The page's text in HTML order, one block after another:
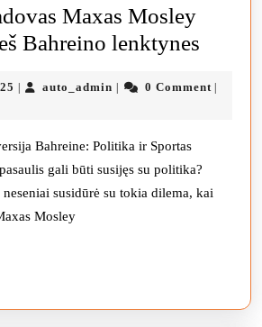
Maxas Mosley
Bahreino lenktynes
prieš
9| auto_admin auto_admin
| 0 Comment |
Bahreine: Politika ir Sportas
gali būti susijęs su politika?
susidūrė su tokia dilema, kai
Mosley